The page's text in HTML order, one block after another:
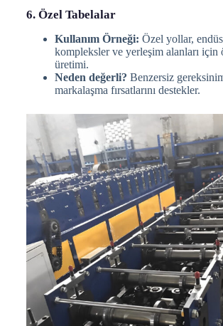
6. Özel Tabelalar
Kullanım Örneği: Özel yollar,
kompleksler ve yerleşim alanları için
üretimi.
Neden değerli? Benzersiz
markalaşma fırsatlarını destekler.